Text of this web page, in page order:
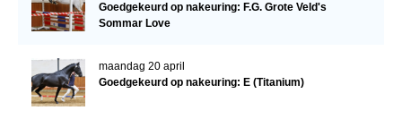
Evenementen
Goedgekeurd op nakeuring: F.G. Grote Veld's
Sommar Love
maandag 20 april
Goedgekeurd op nakeuring: E (Titanium)